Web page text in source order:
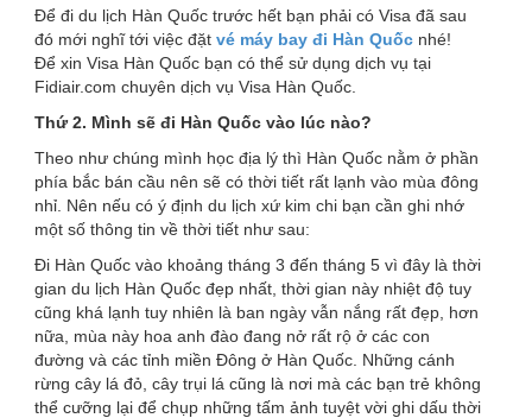
Để đi du lịch Hàn Quốc trước hết bạn phải có Visa đã sau
đó mới nghĩ tới việc đặtvé máy bay đi Hàn Quốc nhé!
Để xin Visa Hàn Quốc bạn có thể sử dụng dịch vụ tại
Fidiair.com chuyên dịch vụ Visa Hàn Quốc.
Thứ 2. Mình sẽ đi Hàn Quốc vào lúc nào?
Theo như chúng mình học địa lý thì Hàn Quốc nằm ở phần
phía bắc bán cầu nên sẽ có thời tiết rất lạnh vào mùa đông
nhỉ. Nên nếu có ý định du lịch xứ kim chi bạn cần ghi nhớ
một số thông tin về thời tiết như sau:
Đi Hàn Quốc vào khoảng tháng 3 đến tháng 5 vì đây là thời
gian du lịch Hàn Quốc đẹp nhất, thời gian này nhiệt độ tuy
cũng khá lạnh tuy nhiên là ban ngày vẫn nắng rất đẹp, hơn
nữa, mùa này hoa anh đào đang nở rất rộ ở các con
đường và các tỉnh miền Đông ở Hàn Quốc. Những cánh
rừng cây lá đỏ, cây trụi lá cũng là nơi mà các bạn trẻ không
thể cưỡng lại để chụp những tấm ảnh tuyệt vời ghi dấu thời